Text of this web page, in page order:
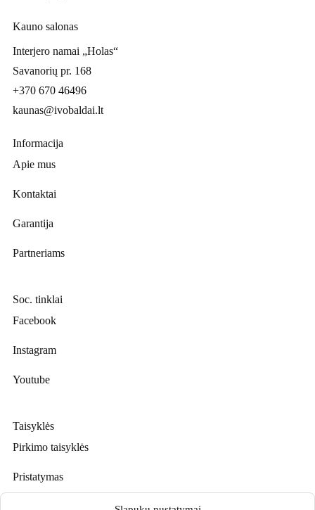
Kauno salonas
Interjero namai „Holas“
Savanorių pr. 168
+370 670 46496
kaunas@ivobaldai.lt
Informacija
Apie mus
Kontaktai
Garantija
Partneriams
Soc. tinklai
Facebook
Instagram
Youtube
Taisyklės
Pirkimo taisyklės
Pristatymas